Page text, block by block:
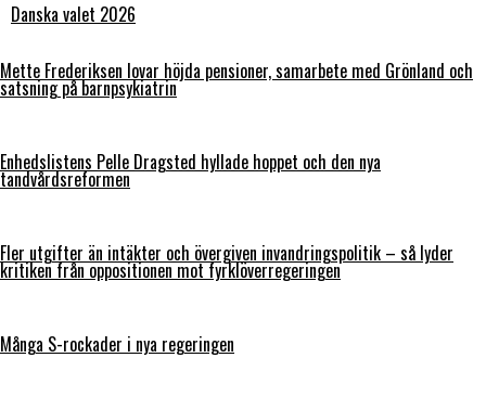
Danska valet 2026
Mette Frederiksen lovar höjda pensioner, samarbete med Grönland och
satsning på barnpsykiatrin
Enhedslistens Pelle Dragsted hyllade hoppet och den nya
tandvårdsreformen
Fler utgifter än intäkter och övergiven invandringspolitik – så lyder
kritiken från oppositionen mot fyrklöverregeringen
Många S-rockader i nya regeringen